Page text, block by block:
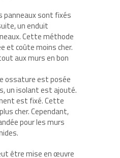
panneaux sont fixés
un enduit
Cette méthode
et coûte moins cher.
aux murs en bon
ossature est posée
un isolant est ajouté.
est fixé. Cette
cher. Cependant,
pour les murs
être mise en œuvre